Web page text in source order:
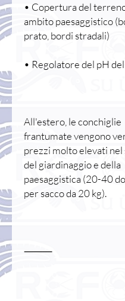
• Copertura del
ambito paesaggistico
prato, bordi stradali)
• Regolatore del pH
All'estero, le conchiglie
frantumate vengono
prezzi molto elevati
del giardinaggio e della
paesaggistica (20-40
per sacco da 20 kg).
⸻